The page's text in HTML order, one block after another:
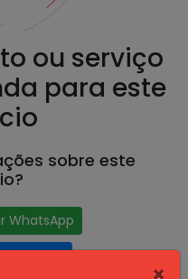
ou serviço
para este
sobre este
WhatsApp
E-mail